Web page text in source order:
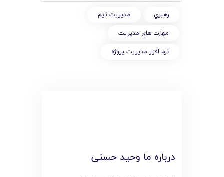
رهبري
مديريت تيم
مهارت هاي مديريت
نرم افزار مديريت پروژه
درباره ما وحید حسنی